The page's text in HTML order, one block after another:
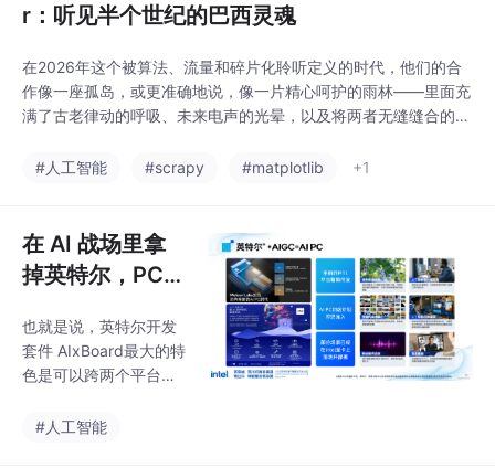
r：听见半个世纪的巴西灵魂
在2026年这个被算法、流量和碎片化聆听定义的时代，他们的合
作像一座孤岛，或更准确地说，像一片精心呵护的雨林——里面充
满了古老律动的呼吸、未来电声的光晕，以及将两者无缝缝合的、
的快乐”，当全能制作人动用一切技术只为捕捉那一丝“极致的真实”
#人工智能 #scrapy #matplotlib +1
在 AI 战场里拿
掉英特尔，PC
也就是说，英特尔开发
套件 AIxBoard最大的特
色是可以跨两个平台系
发板（包括英伟达），
#人工智能